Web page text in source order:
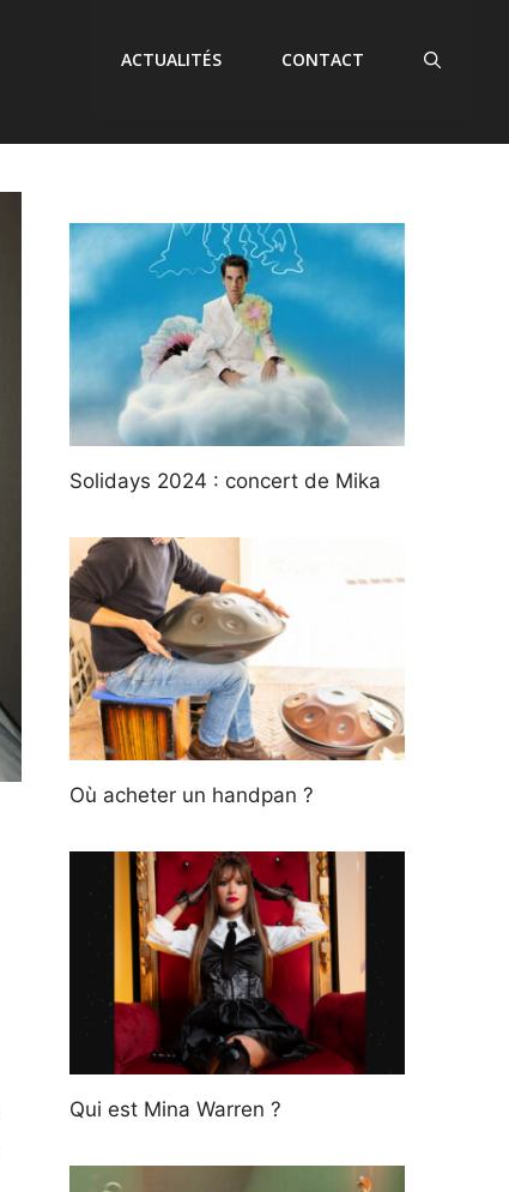
ACTUALITÉS CONTACT
Solidays 2024 : concert de Mika
Où acheter un handpan ?
Qui est Mina Warren ?